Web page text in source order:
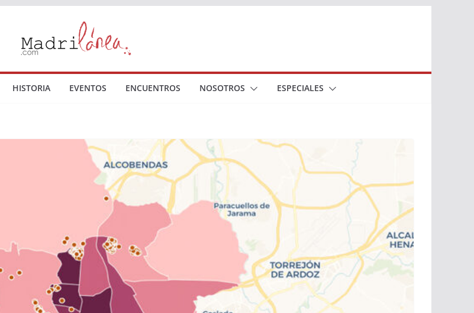
HISTORIA EVENTOS ENCUENTROS NOSOTROS ESPECIALES